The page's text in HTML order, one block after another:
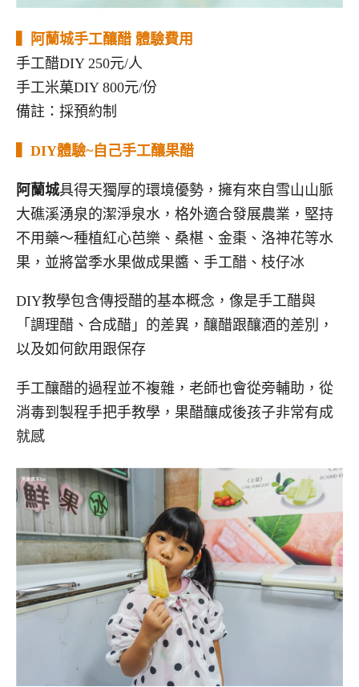
阿蘭城手工釀醋 體驗費用
手工醋DIY 250元/人
手工米菓DIY 800元/份
備註：採預約制
▍DIY體驗~自己手工釀果醋
阿蘭城具得天獨厚的環境優勢，擁有來自雪山山脈
大礁溪湧泉的潔淨泉水，格外適合發展農業，堅持
不用藥～種植紅心芭樂、桑椹、金棗、洛神花等水
果，並將當季水果做成果醬、手工醋、枝仔冰
DIY教學包含傳授醋的基本概念，像是手工醋與
「調理醋、合成醋」的差異，釀醋跟釀酒的差別，
以及如何飲用跟保存
手工釀醋的過程並不複雜，老師也會從旁輔助，從
消毒到製程手把手教學，果醋釀成後孩子非常有成
就感